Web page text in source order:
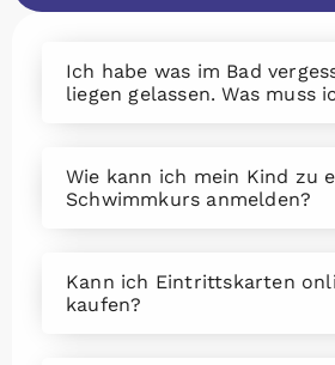
Ich habe was im Bad
liegen gelassen. Was muss
Wie kann ich mein Kind zu
Schwimmkurs anmelden?
Kann ich Eintrittskarten
kaufen?